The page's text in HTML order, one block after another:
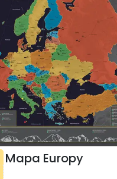
Mapa Europy